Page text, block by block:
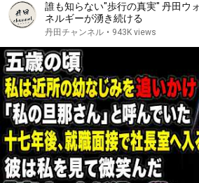
誰も知らない"歩行の真実" 丹田ウ
ネルギーが湧き続ける
丹田チャンネル • 943K views